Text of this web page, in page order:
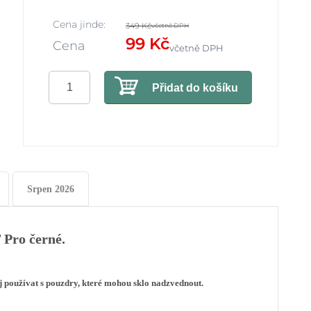
Cena jinde: 349 Kčvčetně DPH
Cena 99 Kčvčetně DPH
Přidat do košíku
Srpen 2026
černé.
s pouzdry, které mohou sklo nadzvednout.